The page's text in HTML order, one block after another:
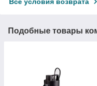
Подобные товары